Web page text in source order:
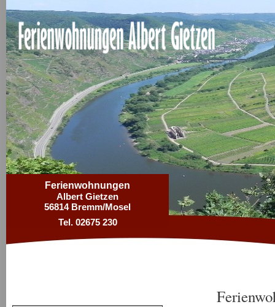
Ferienwohnungen
Albert Gietzen
56814 Bremm/Mosel
Tel. 02675 230